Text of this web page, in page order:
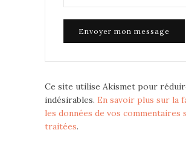
Ce site utilise Akismet pour
indésirables. En savoir plus sur la
les données de vos commentaires
traitées.